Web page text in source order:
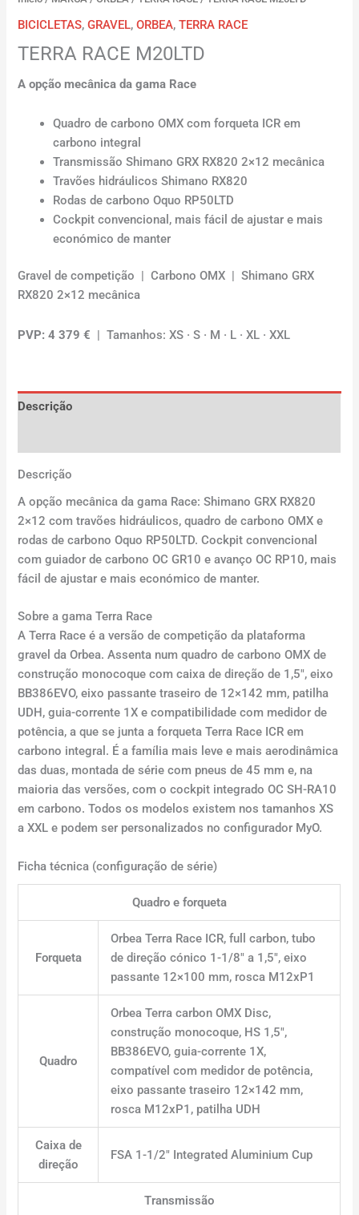
BICICLETAS,GRAVEL,ORBEA,TERRA RACE
TERRA RACE M20LTD
A opção mecânica da gama Race
Quadro de carbono OMX com forqueta ICR em
carbono integral
Transmissão Shimano GRX RX820 2×12 mecânica
Travões hidráulicos Shimano RX820
Rodas de carbono Oquo RP50LTD
Cockpit convencional, mais fácil de ajustar e mais
económico de manter
Gravel de competição | Carbono OMX | Shimano GRX
RX820 2×12 mecânica
PVP: 4 379 € | Tamanhos: XS · S · M · L · XL · XXL
Descrição
Descrição
A opção mecânica da gama Race: Shimano GRX RX820
2×12 com travões hidráulicos, quadro de carbono OMX e
rodas de carbono Oquo RP50LTD. Cockpit convencional
com guiador de carbono OC GR10 e avanço OC RP10, mais
fácil de ajustar e mais económico de manter.
Sobre a gama Terra Race
A Terra Race é a versão de competição da plataforma
gravel da Orbea. Assenta num quadro de carbono OMX de
construção monocoque com caixa de direção de 1,5″, eixo
BB386EVO, eixo passante traseiro de 12×142 mm, patilha
UDH, guia-corrente 1X e compatibilidade com medidor de
potência, a que se junta a forqueta Terra Race ICR em
carbono integral. É a família mais leve e mais aerodinâmica
das duas, montada de série com pneus de 45 mm e, na
maioria das versões, com o cockpit integrado OC SH-RA10
em carbono. Todos os modelos existem nos tamanhos XS
a XXL e podem ser personalizados no configurador MyO.
Ficha técnica (configuração de série)
Quadro e forqueta
Forqueta
Orbea Terra Race ICR, full carbon, tubo
de direção cónico 1-1/8″ a 1,5″, eixo
passante 12×100 mm, rosca M12xP1
Quadro
Orbea Terra carbon OMX Disc,
construção monocoque, HS 1,5″,
BB386EVO, guia-corrente 1X,
compatível com medidor de potência,
eixo passante traseiro 12×142 mm,
rosca M12xP1, patilha UDH
Caixa de
direção
FSA 1-1/2″ Integrated Aluminium Cup
Transmissão